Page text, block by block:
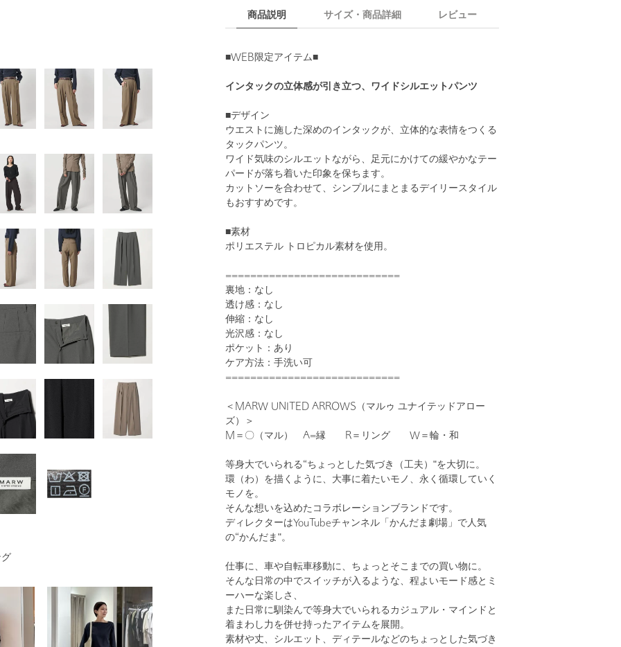
商品説明 サイズ・商品詳細 レビュー
■WEB限定アイテム■
インタックの立体感が引き立つ、ワイドシルエットパンツ
■デザイン
ウエストに施した深めのインタックが、立体的な表情をつくる
タックパンツ。
ワイド気味のシルエットながら、足元にかけての緩やかなテー
パードが落ち着いた印象を保ちます。
カットソーを合わせて、シンプルにまとまるデイリースタイル
もおすすめです。
■素材
ポリエステル トロピカル素材を使用。
============================
裏地：なし
透け感：なし
伸縮：なし
光沢感：なし
ポケット：あり
ケア方法：手洗い可
============================
＜MARW UNITED ARROWS（マルゥ ユナイテッドアロー
ズ）＞
M＝〇（マル） A=縁 R＝リング W＝輪・和
等身大でいられる“ちょっとした気づき（工夫）"を大切に。
環（わ）を描くように、大事に着たいモノ、永く循環していく
モノを。
そんな想いを込めたコラボレーションブランドです。
ディレクターはYouTubeチャンネル「かんだま劇場」で人気
の“かんだま"。
仕事に、車や自転車移動に、ちょっとそこまでの買い物に。
そんな日常の中でスイッチが入るような、程よいモード感とミ
ーハーな楽しさ、
また日常に馴染んで等身大でいられるカジュアル・マインドと
着まわし力を併せ持ったアイテムを展開。
素材や丈、シルエット、ディテールなどのちょっとした気づき